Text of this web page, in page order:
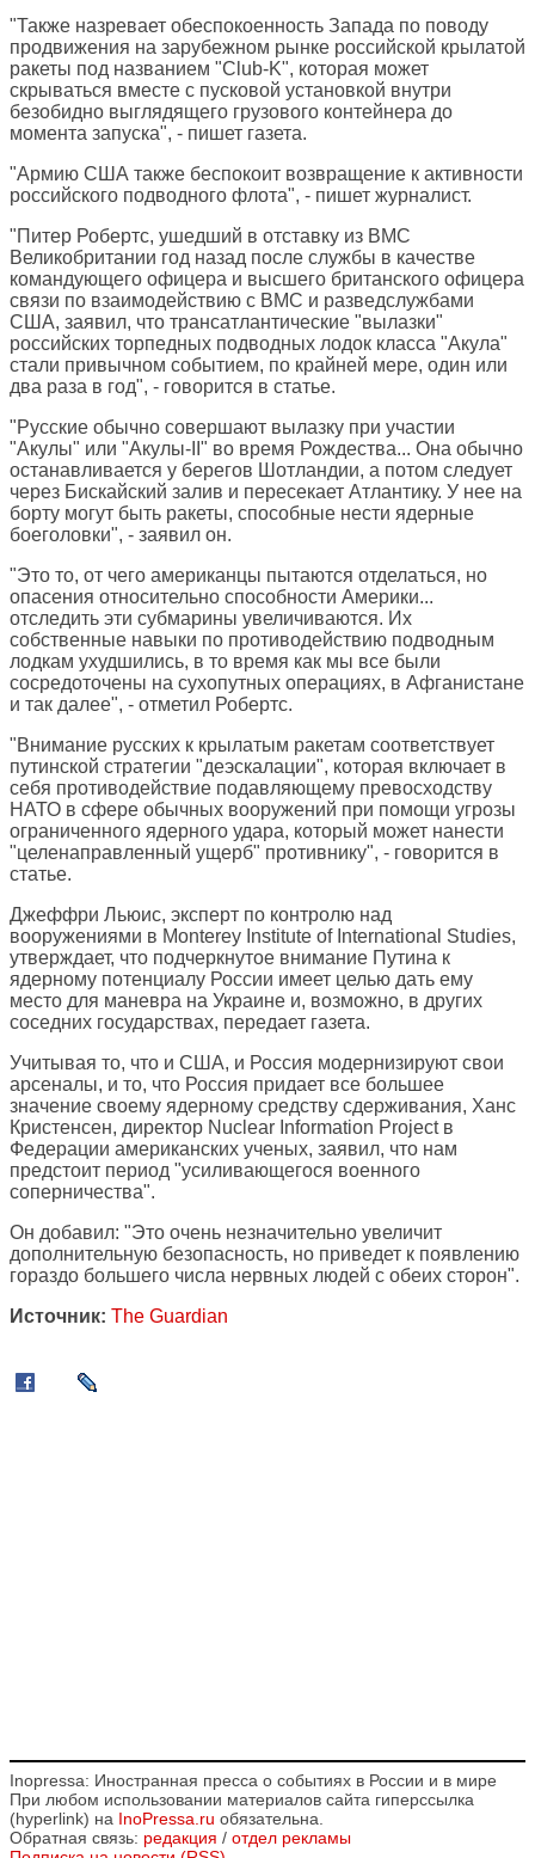
"Также назревает обеспокоенность Запада по поводу
продвижения на зарубежном рынке российской крылатой
ракеты под названием "Club-K", которая может
скрываться вместе с пусковой установкой внутри
безобидно выглядящего грузового контейнера до
момента запуска", - пишет газета.
"Армию США также беспокоит возвращение к активности
российского подводного флота", - пишет журналист.
"Питер Робертс, ушедший в отставку из ВМС
Великобритании год назад после службы в качестве
командующего офицера и высшего британского офицера
связи по взаимодействию с ВМС и разведслужбами
США, заявил, что трансатлантические "вылазки"
российских торпедных подводных лодок класса "Акула"
стали привычном событием, по крайней мере, один или
два раза в год", - говорится в статье.
"Русские обычно совершают вылазку при участии
"Акулы" или "Акулы-II" во время Рождества... Она обычно
останавливается у берегов Шотландии, а потом следует
через Бискайский залив и пересекает Атлантику. У нее на
борту могут быть ракеты, способные нести ядерные
боеголовки", - заявил он.
"Это то, от чего американцы пытаются отделаться, но
опасения относительно способности Америки...
отследить эти субмарины увеличиваются. Их
собственные навыки по противодействию подводным
лодкам ухудшились, в то время как мы все были
сосредоточены на сухопутных операциях, в Афганистане
и так далее", - отметил Робертс.
"Внимание русских к крылатым ракетам соответствует
путинской стратегии "деэскалации", которая включает в
себя противодействие подавляющему превосходству
НАТО в сфере обычных вооружений при помощи угрозы
ограниченного ядерного удара, который может нанести
"целенаправленный ущерб" противнику", - говорится в
статье.
Джеффри Льюис, эксперт по контролю над
вооружениями в Monterey Institute of International Studies,
утверждает, что подчеркнутое внимание Путина к
ядерному потенциалу России имеет целью дать ему
место для маневра на Украине и, возможно, в других
соседних государствах, передает газета.
Учитывая то, что и США, и Россия модернизируют свои
арсеналы, и то, что Россия придает все большее
значение своему ядерному средству сдерживания, Ханс
Кристенсен, директор Nuclear Information Project в
Федерации американских ученых, заявил, что нам
предстоит период "усиливающегося военного
соперничества".
Он добавил: "Это очень незначительно увеличит
дополнительную безопасность, но приведет к появлению
гораздо большего числа нервных людей с обеих сторон".
Источник: The Guardian
Inopressa: Иностранная пресса о событиях в России и в мире
При любом использовании материалов сайта гиперссылка
(hyperlink) на InoPressa.ru обязательна.
Обратная связь: редакция / отдел рекламы